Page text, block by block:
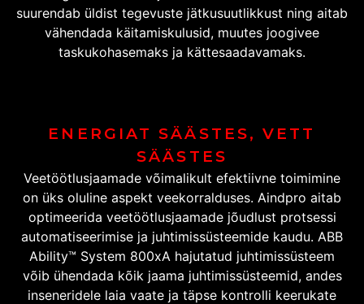
suurendab üldist tegevuste jätkusuutlikkust ning aitab
vähendada käitamiskulusid, muutes joogivee
taskukohasemaks ja kättesaadavamaks.
ENERGIAT SÄÄSTES, VETT
SÄÄSTES
Veetöötlusjaamade võimalikult efektiivne toimimine
on üks oluline aspekt veekorralduses. Aindpro aitab
optimeerida veetöötlusjaamade jõudlust protsessi
automatiseerimise ja juhtimissüsteemide kaudu. ABB
Ability™ System 800xA hajutatud juhtimissüsteem
võib ühendada kõik jaama juhtimissüsteemid, andes
inseneridele laia vaate ja täpse kontrolli keerukate